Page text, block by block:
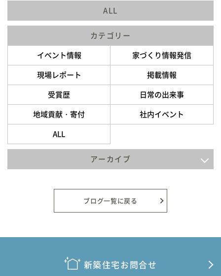
ALL
カテゴリー
イベント情報
家づくり情報発信
現場レポート
掲載情報
受賞歴
日常の出来事
地域貢献・寄付
社内イベント
ALL
アーカイブ
2026年7月
2026年5月
2026年4月
ブログ一覧に戻る
新築住宅お問合せ